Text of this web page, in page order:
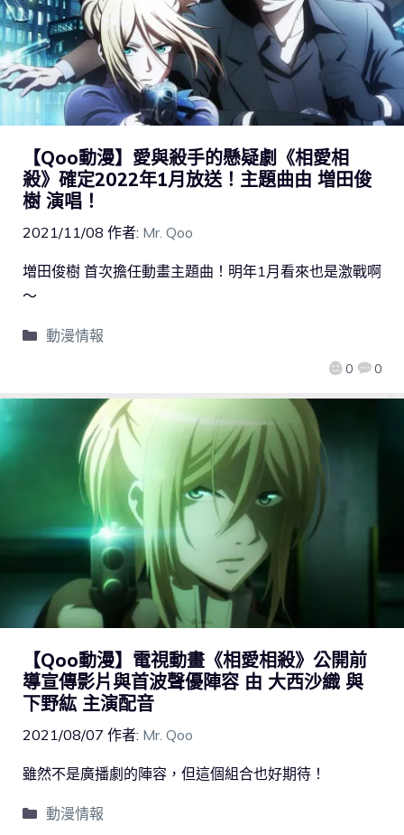
【Qoo動漫】愛與殺手的懸疑劇《相愛相
殺》確定2022年1月放送！主題曲由 増田俊
樹 演唱！
2021/11/08 作者: Mr. Qoo
0 0
増田俊樹 首次擔任動畫主題曲！明年1月看來也是激戰啊
～
動漫情報
【Qoo動漫】電視動畫《相愛相殺》公開前
導宣傳影片與首波聲優陣容 由 大西沙織 與
下野紘 主演配音
2021/08/07 作者: Mr. Qoo
雖然不是廣播劇的陣容，但這個組合也好期待！
動漫情報